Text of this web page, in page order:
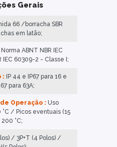
Gerais
66 /borracha SBR
em latão;
ABNT NBR IEC
IEC 60309-2 - Classe I;
:
IP 44 e IP67 para 16 e
para 63A;
Operação : Uso
°C / Picos eventuais (15
200 °C;
/ 3P+T (4 Polos) /